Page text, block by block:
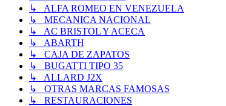
↳ ALFA ROMEO EN VENEZUELA
↳ MECANICA NACIONAL
↳ AC BRISTOL Y ACECA
↳ ABARTH
↳ CAJA DE ZAPATOS
↳ BUGATTI TIPO 35
↳ ALLARD J2X
↳ OTRAS MARCAS FAMOSAS
↳ RESTAURACIONES